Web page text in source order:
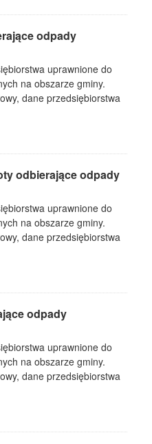
odpady
uprawnione do
na obszarze gminy.
dane przedsiębiorstwa
odbierające odpady
uprawnione do
na obszarze gminy.
dane przedsiębiorstwa
odpady
uprawnione do
na obszarze gminy.
dane przedsiębiorstwa